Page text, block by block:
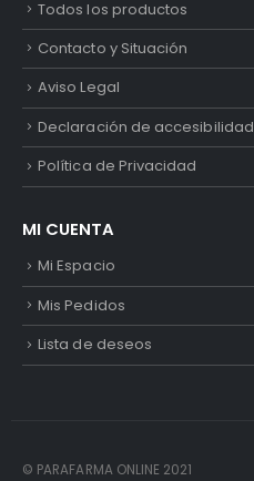
Todos los productos
Contacto y Situación
Aviso Legal
Declaración de accesibilidad
Política de Privacidad
MI CUENTA
Mi Espacio
Mis Pedidos
Lista de deseos
© PARAFARMA ONLINE 2021